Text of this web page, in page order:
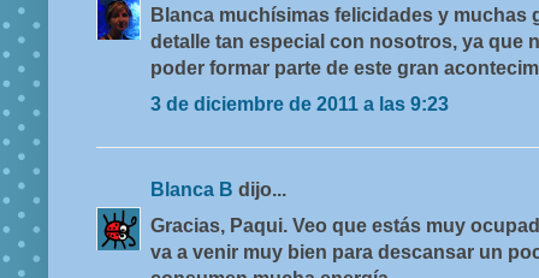
Blanca muchísimas felicidades y muchas
detalle tan especial con nosotros, ya que
poder formar parte de este gran
3 de diciembre de 2011 a las 9:23
Blanca B dijo...
Gracias, Paqui. Veo que estás muy
va a venir muy bien para descansar un